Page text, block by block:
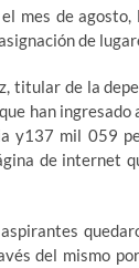
de agosto,
de
titular de la
han
y137 mil 059
de internet
del mismo